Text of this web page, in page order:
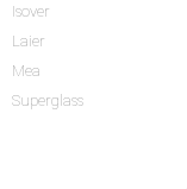
Isover
Laier
Mea
Superglass